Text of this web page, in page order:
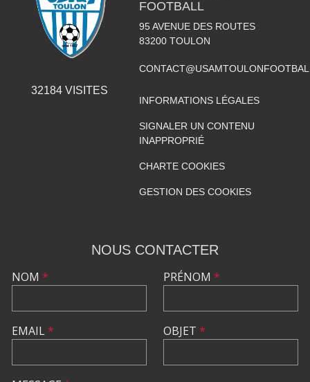
32184VISITES
FOOTBALL
95 AVENUE DES ROUTES
83200 TOULON
INFORMATIONS LÉGALES
SIGNALER UN CONTENU
INAPPROPRIÉ
CHARTE COOKIES
GESTION DES COOKIES
NOUS CONTACTER
NOM *
EMAIL*
PRÉNOM *
OBJET *